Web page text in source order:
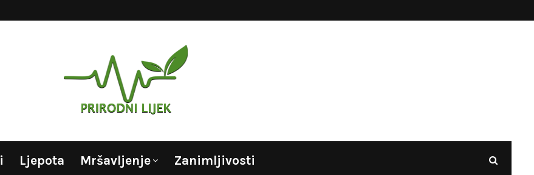
Ljepota Mršavljenje Zanimljivosti